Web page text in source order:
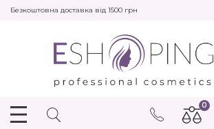
Безкоштовна доставка від 1500 грн
0